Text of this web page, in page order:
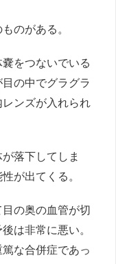
のがある。
をつないでいる
の中でグラグラ
ンズが入れられ
落下してしま
が出てくる。
の奥の血管が切
は非常に悪い。
な合併症であっ